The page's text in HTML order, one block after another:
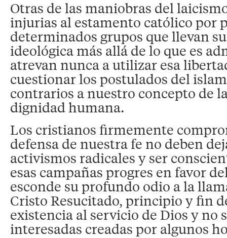
Otras de las maniobras del
injurias al estamento católico por
determinados grupos que llevan
ideológica más allá de lo que es
atrevan nunca a utilizar esa
cuestionar los postulados del
contrarios a nuestro concepto de
dignidad humana.
Los cristianos firmemente
defensa de nuestra fe no deben
activismos radicales y ser
esas campañas progres en favor
esconde su profundo odio a la
Cristo Resucitado, principio y fin
existencia al servicio de Dios y no
interesadas creadas por algunos